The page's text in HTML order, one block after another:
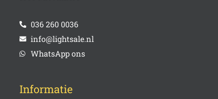
036 260 0036
info@lightsale.nl
WhatsApp ons
Informatie